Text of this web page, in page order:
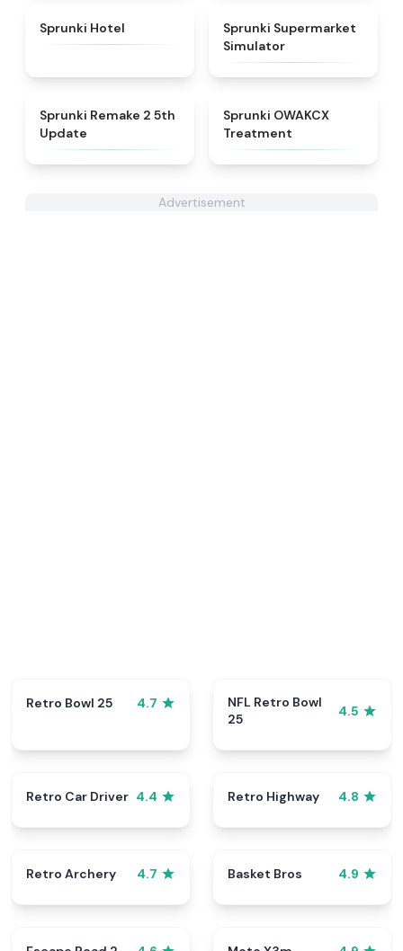
Sprunki Hotel ★ 4.8
Sprunki Supermarket
Simulator
★4.7
Sprunki Remake 2 5th
Update
Sprunki OWAKCX
Treatment
Advertisement
Retro Bowl 25 4.7
NFL Retro Bowl
25
4.5
Retro Car Driver 4.4 Retro Highway 4.8
Retro Archery 4.7 Basket Bros 4.9